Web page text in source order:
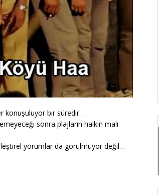
konuşuluyor bir süredir…
sonra plajların halkın malı
yorumlar da görülmüyor değil…